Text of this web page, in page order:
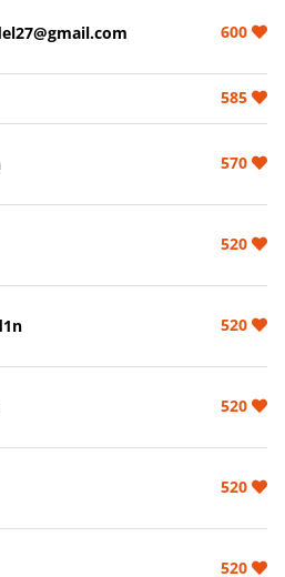
600
585
570
520
520
520
520
520